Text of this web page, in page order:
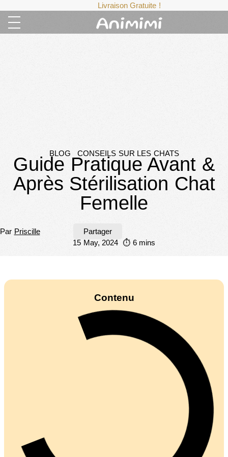
Livraison Gratuite !
BLOG CONSEILS SUR LES CHATS
Guide Pratique Avant &
Après Stérilisation Chat
Femelle
Par Priscille
Partager
15 May, 2024 ⏱️ 6 mins
Contenu